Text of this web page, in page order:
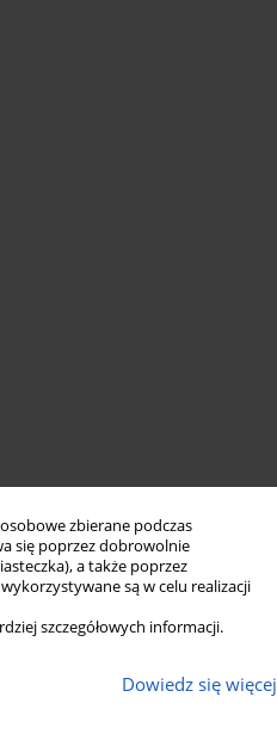
zbierane podczas
się poprzez dobrowolnie
a także poprzez
są w celu realizacji
szczegółowych informacji.
Dowiedz się więcej